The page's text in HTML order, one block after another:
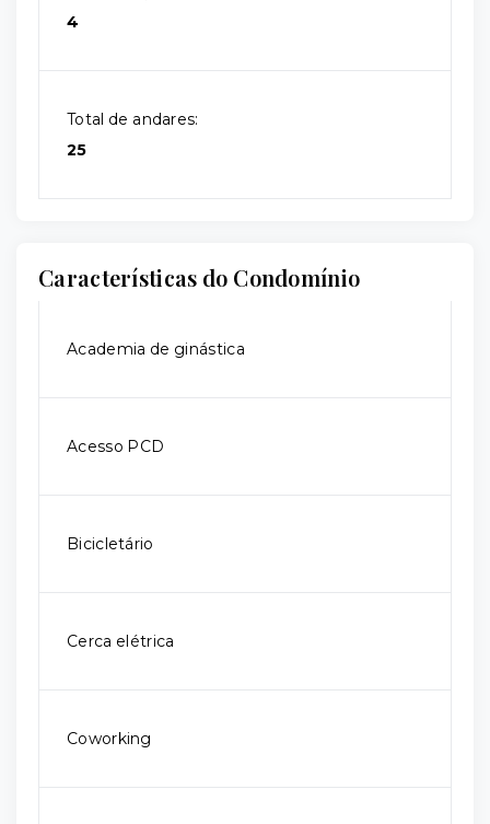
4
Total de andares:
25
Características do Condomínio
Academia de ginástica
Acesso PCD
Bicicletário
Cerca elétrica
Coworking